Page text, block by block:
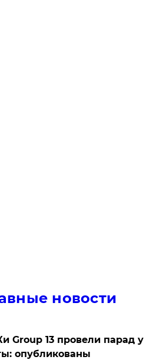
новости
Group 13 провели парад у
опубликованы